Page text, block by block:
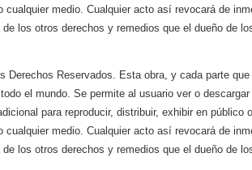
medio. Cualquier acto así revocará de
los otros derechos y remedios que el dueño de
Derechos Reservados. Esta obra, y cada parte
el mundo. Se permite al usuario ver o
para reproducir, distribuir, exhibir en
medio. Cualquier acto así revocará de
los otros derechos y remedios que el dueño de